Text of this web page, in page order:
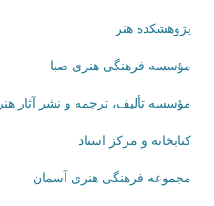
پژوهشکده هنر
مؤسسه فرهنگی هنری صبا
مؤسسه تألیف، ترجمه و نشر آثار هنری
کتابخانه و مرکز اسناد
مجموعه فرهنگی هنری آسمان